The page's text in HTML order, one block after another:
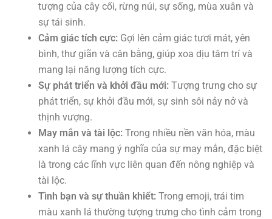
tượng của cây cối, rừng núi, sự sống, mùa xuân và
sự tái sinh.
Cảm giác tích cực: Gợi lên cảm giác tươi mát, yên
bình, thư giãn và cân bằng, giúp xoa dịu tâm trí và
mang lại năng lượng tích cực.
Sự phát triển và khởi đầu mới: Tượng trưng cho sự
phát triển, sự khởi đầu mới, sự sinh sôi nảy nở và
thịnh vượng.
May mắn và tài lộc: Trong nhiều nền văn hóa, màu
xanh lá cây mang ý nghĩa của sự may mắn, đặc biệt
là trong các lĩnh vực liên quan đến nông nghiệp và
tài lộc.
Tình bạn và sự thuần khiết: Trong emoji, trái tim
màu xanh lá thường tượng trưng cho tình cảm trong